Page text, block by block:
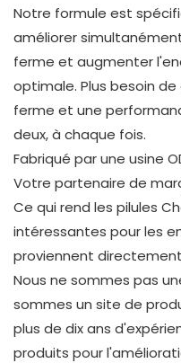
Notre formule est
améliorer
ferme et augmenter
optimale. Plus besoin
ferme et une
deux, à chaque fois.
Fabriqué par une usine
Votre partenaire de
Ce qui rend les pilules
intéressantes pour les
proviennent directement
Nous ne sommes pas
sommes un site de
plus de dix ans
produits pour